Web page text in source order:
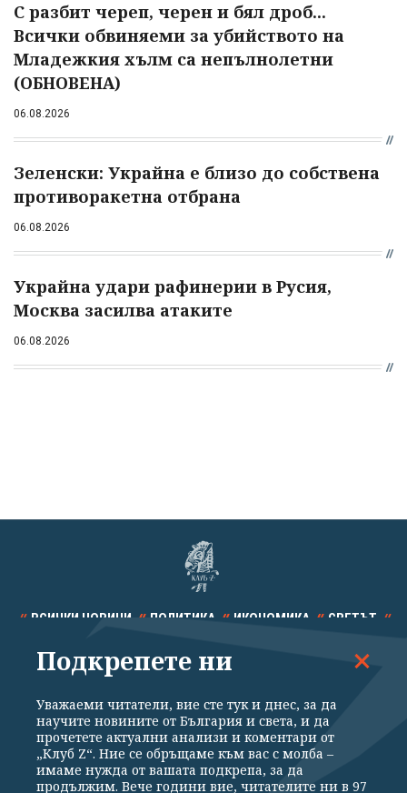
С разбит череп, черен и бял дроб...
Всички обвиняеми за убийството на
Младежкия хълм са непълнолетни
(ОБНОВЕНА)
06.08.2026
Зеленски: Украйна е близо до собствена
противоракетна отбрана
06.08.2026
Украйна удари рафинерии в Русия,
Москва засилва атаките
06.08.2026
ВСИЧКИ НОВИНИ ПОЛИТИКА ИКОНОМИКА СВЕТЪТ
СПОРТ КУЛТУРА ТЕХНОЛОГИИ КАЛЕЙДОСКОП
Подкрепете ни
Уважаеми читатели, вие сте тук и днес, за да
научите новините от България и света, и да
прочетете актуални анализи и коментари от
„Клуб Z“. Ние се обръщаме към вас с молба –
имаме нужда от вашата подкрепа, за да
продължим. Вече години вие, читателите ни в 97